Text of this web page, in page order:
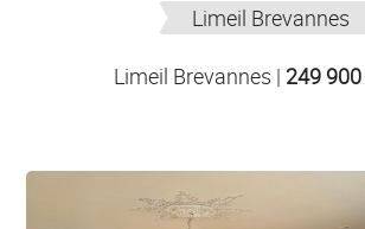
Limeil Brevannes
Limeil Brevannes | 249